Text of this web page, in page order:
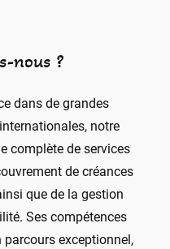
nous ?
dans de grandes
notre
complète de services
de créances
que de la gestion
Ses compétences
exceptionnel,